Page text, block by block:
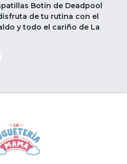
Botín de Deadpool
de tu rutina con el
y todo el cariño de La